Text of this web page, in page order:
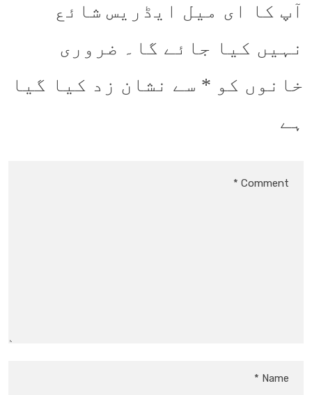
آپ کا ای میل ایڈریس شائع
نہیں کیا جائے گا۔ ضروری
خانوں کو * سے نشان زد کیا گیا
ہے